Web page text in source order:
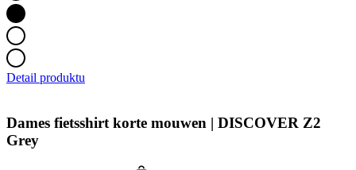
Detail produktu
Dames fietsshirt korte mouwen | DISCOVER Z2
Grey